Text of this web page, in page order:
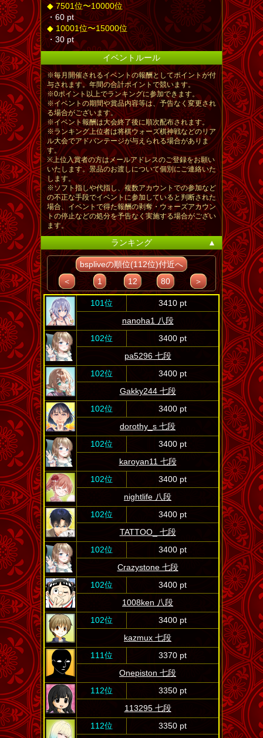
◆ 7501位〜10000位
・60 pt
◆ 10001位〜15000位
・30 pt
イベントルール
※毎月開催されるイベントの報酬としてポイントが付
与されます。年間の合計ポイントで競います。
※0ポイント以上でランキングに参加できます。
※イベントの期間や賞品内容等は、予告なく変更され
る場合がございます。
※イベント報酬は大会終了後に順次配布されます。
※ランキング上位者は将棋ウォーズ棋神戦などのリア
ル大会でアドバンテージが与えられる場合がありま
す。
※上位入賞者の方はメールアドレスのご登録をお願い
いたします。景品のお渡しについて個別にご連絡いた
します。
※ソフト指しや代指し、複数アカウントでの参加など
の不正な手段でイベントに参加していると判断された
場合、イベントで得た報酬の剥奪・ウォーズアカウン
トの停止などの処分を予告なく実施する場合がござい
ます。
ランキング ▲
bspliveの順位(112位)付近へ
＜
1 12 80 ＞
101位
3410 pt
nanoha1 八段
102位
3400 pt
pa5296 七段
102位
3400 pt
Gakky244 七段
102位
3400 pt
dorothy_s 七段
102位
3400 pt
karoyan11 七段
102位
3400 pt
nightlife 八段
102位
3400 pt
TATTOO_ 七段
102位
3400 pt
Crazystone 七段
102位
3400 pt
1008ken 八段
102位
3400 pt
kazmux 七段
111位
3370 pt
Onepiston 七段
112位
3350 pt
113295 七段
112位
3350 pt